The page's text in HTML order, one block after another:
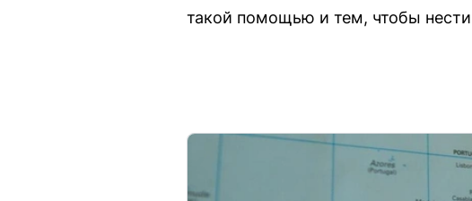
такой помощью и тем, чтобы нести